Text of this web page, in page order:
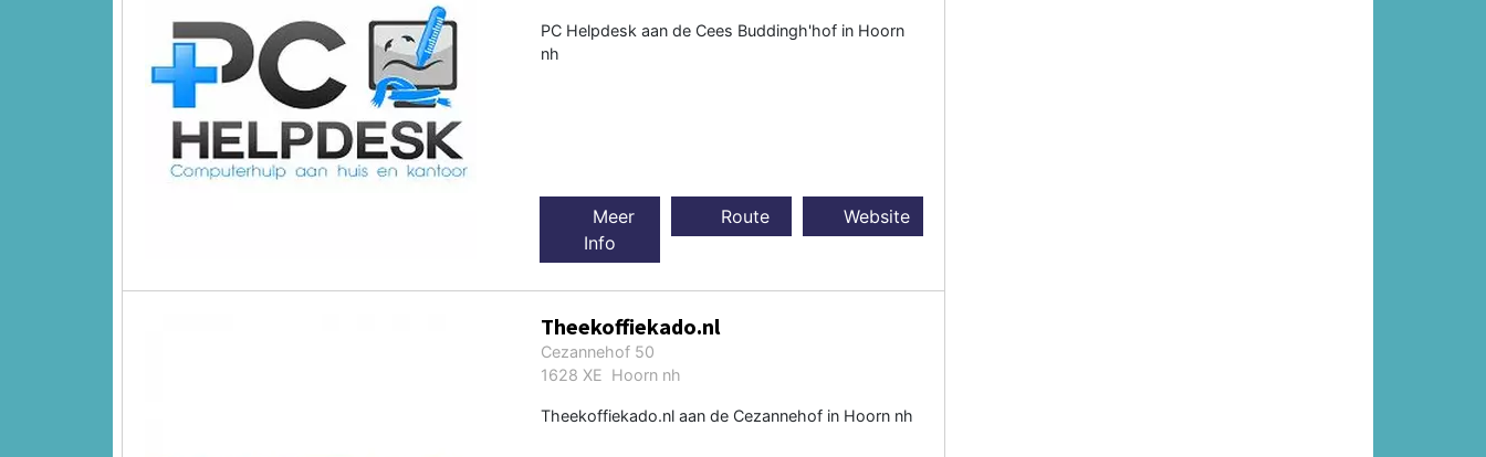
PC Helpdesk aan de Cees Buddingh'hof in Hoorn
nh
Meer
Info
Route Website
Theekoffiekado.nl
Cezannehof 50
1628 XE Hoorn nh
Theekoffiekado.nl aan de Cezannehof in Hoorn nh